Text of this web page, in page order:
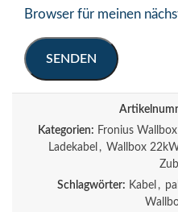
Browser für meinen
Kategorien: Fronius Wallbox
Ladekabel , Wallbox
Schlagwörter: Kabel ,